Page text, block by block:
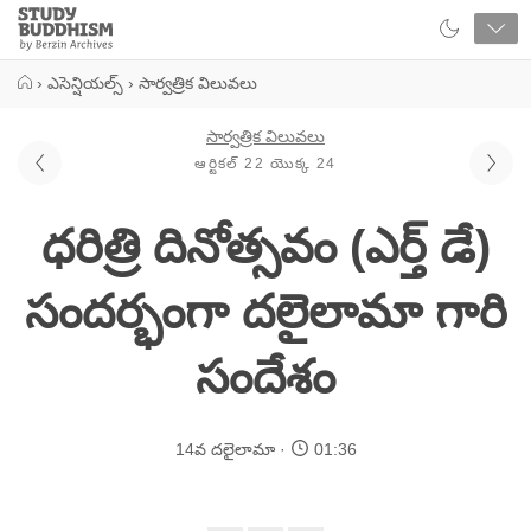
Close
Study
Buddhism
› ఎసెన్షియల్స్ › సార్వత్రిక విలువలు
సార్వత్రిక విలువలు
ఆర్టికల్ 22 యొక్క 24
ధరిత్రి దినోత్సవం (ఎర్త్ డే)
సందర్భంగా దలైలామా గారి
సందేశం
14వ దలైలామా 01:36